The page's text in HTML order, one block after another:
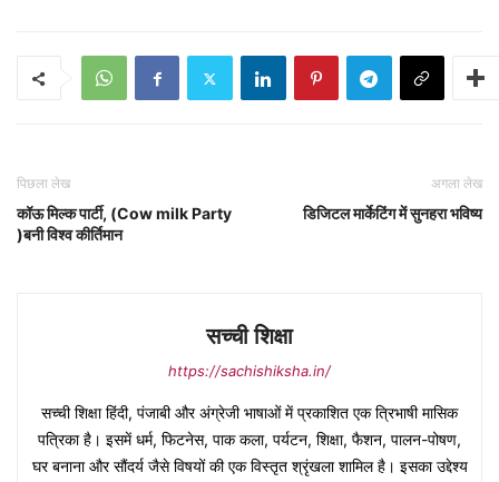
पिछला लेख
कॉऊ मिल्क पार्टी, (Cow milk Party
)बनी विश्व कीर्तिमान
अगला लेख
डिजिटल मार्केटिंग में सुनहरा भविष्य
सच्ची शिक्षा
https://sachishiksha.in/
सच्ची शिक्षा हिंदी, पंजाबी और अंग्रेजी भाषाओं में प्रकाशित एक त्रिभाषी मासिक
पत्रिका है। इसमें धर्म, फिटनेस, पाक कला, पर्यटन, शिक्षा, फैशन, पालन-पोषण,
घर बनाना और सौंदर्य जैसे विषयों की एक विस्तृत श्रृंखला शामिल है। इसका उद्देश्य